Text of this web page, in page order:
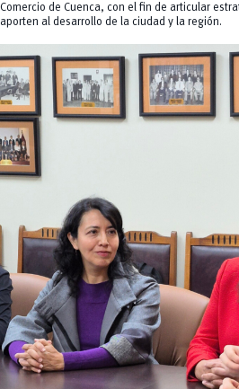
Comercio de Cuenca, con el fin de articular
aporten al desarrollo de la ciudad y la región.